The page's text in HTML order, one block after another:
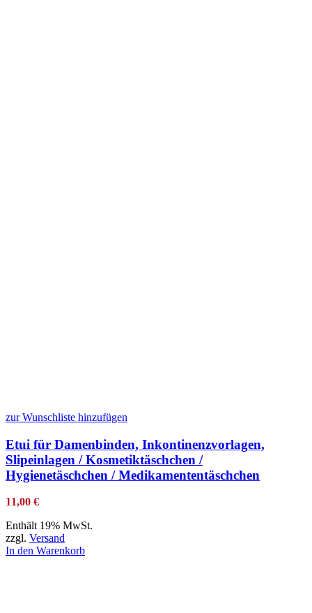
zur Wunschliste hinzufügen
Etui für Damenbinden, Inkontinenzvorlagen,
Slipeinlagen / Kosmetiktäschchen /
Hygienetäschchen / Medikamententäschchen
11,00 €
Enthält 19% MwSt.
zzgl. Versand
In den Warenkorb